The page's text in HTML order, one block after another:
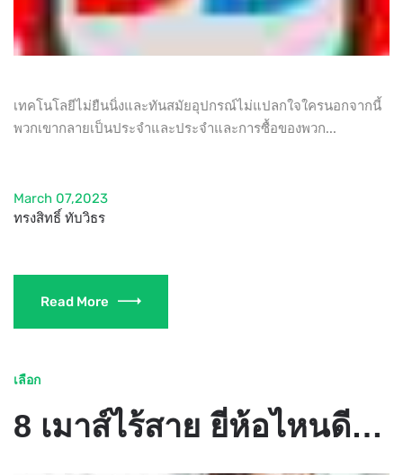
เทคโนโลยีไม่ยืนนิ่งและทันสมัยอุปกรณ์ไม่แปลกใจใครนอกจากนี้
พวกเขากลายเป็นประจำและประจำและการซื้อของพวก...
March 07,2023
ทรงสิทธิ์ ทับวิธร
Read More
เลือก
8 เมาส์ไร้สาย ยี่ห้อไหนดี ในปี 2021